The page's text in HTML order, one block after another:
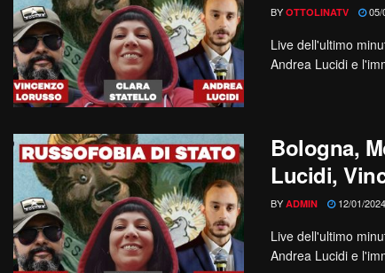
BY OTTOLINATV 05/
Live dell'ultimo
Andrea Lucidi e
Bologna,
Lucidi,
BY ADMIN 12/01/2024
Live dell'ultimo
Andrea Lucidi e